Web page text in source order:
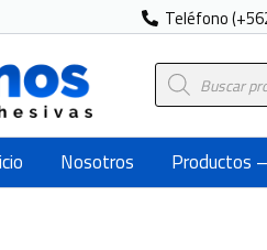
Teléfono
Búsqueda
de
Nosotros Productos